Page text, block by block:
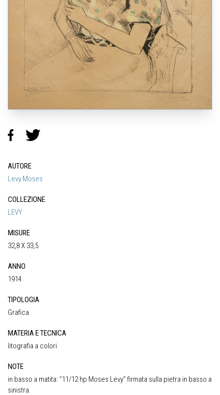
AUTORE
Levy Moses
COLLEZIONE
LEVY
MISURE
32,8 X 33,5
ANNO
1914
TIPOLOGIA
Grafica
MATERIA E TECNICA
litografia a colori
NOTE
in basso a matita: "11/12 hp Moses Levy" firmata sulla pietra in basso a
sinistra.